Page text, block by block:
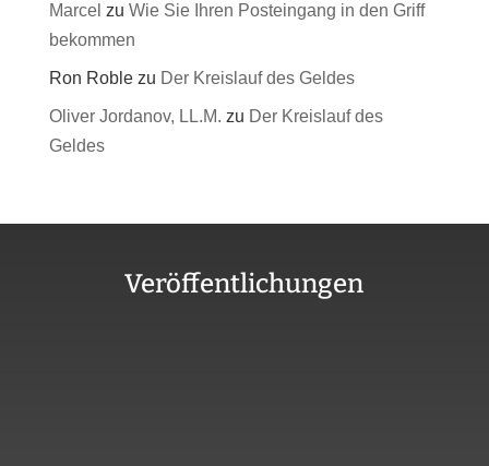
Marcel zu Wie Sie Ihren Posteingang in den Griff
bekommen
Ron Roblezu Der Kreislauf des Geldes
Oliver Jordanov, LL.M. zu Der Kreislauf des
Geldes
Veröffentlichungen